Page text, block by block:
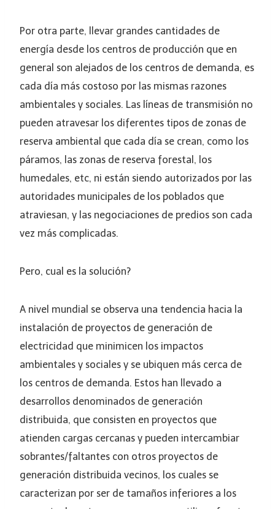
Por otra parte, llevar grandes cantidades de
energía desde los centros de producción que en
general son alejados de los centros de demanda, es
cada día más costoso por las mismas razones
ambientales y sociales. Las líneas de transmisión no
pueden atravesar los diferentes tipos de zonas de
reserva ambiental que cada día se crean, como los
páramos, las zonas de reserva forestal, los
humedales, etc, ni están siendo autorizados por las
autoridades municipales de los poblados que
atraviesan, y las negociaciones de predios son cada
vez más complicadas.
Pero, cual es la solución?
A nivel mundial se observa una tendencia hacia la
instalación de proyectos de generación de
electricidad que minimicen los impactos
ambientales y sociales y se ubiquen más cerca de
los centros de demanda. Estos han llevado a
desarrollos denominados de generación
distribuida, que consisten en proyectos que
atienden cargas cercanas y pueden intercambiar
sobrantes/faltantes con otros proyectos de
generación distribuida vecinos, los cuales se
caracterizan por ser de tamaños inferiores a los